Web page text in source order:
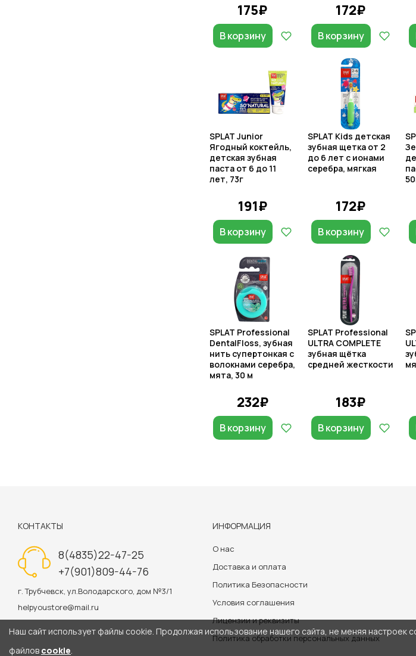
175₽
В корзину
172₽
В корзину
SPLAT Junior
Ягодный коктейль,
детская зубная
паста от 6 до 11
лет, 73г
191₽
В корзину
SPLAT Kids детская
зубная щетка от 2
до 6 лет с ионами
серебра, мягкая
172₽
В корзину
SPLAT Professional
DentalFloss, зубная
нить супертонкая c
волокнами серебра,
мята, 30 м
232₽
В корзину
SPLAT Professional
ULTRA COMPLETE
зубная щётка
средней жесткости
183₽
В корзину
Наш сайт использует файлы cookie. Продолжая использование нашего сайта, не меняя настроек
файлов cookie.
КОНТАКТЫ
8(4835)22-47-25
+7(901)809-44-76
г. Трубчевск, ул.Володарского, дом №3/1
helpyoustore@mail.ru
ИНФОРМАЦИЯ
О нас
Доставка и оплата
Политика Безопасности
Условия соглашения
Лицензии и реквизиты
Политика обработки персональных данных